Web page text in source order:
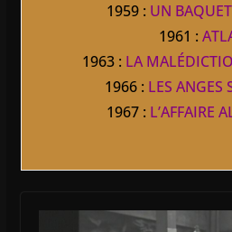
1959 : UN
1961 :
1963 : LA
1966 : LES ANGES
1967 : L’AFFAIRE